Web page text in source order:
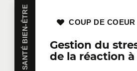
SANTÉ BIEN-ÊTRE
Gestion du
de la réaction à
COUP DE COEUR